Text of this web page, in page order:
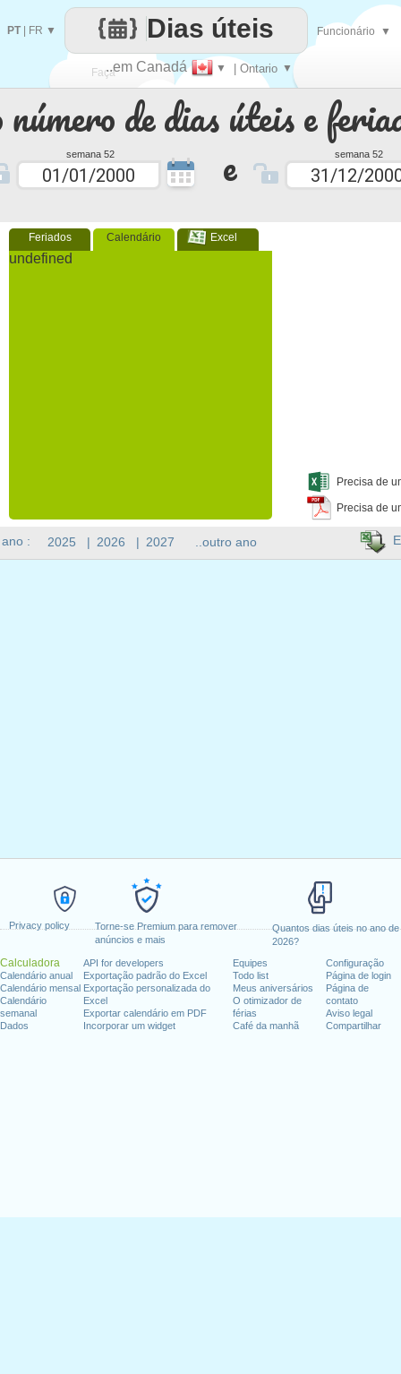
Privacy policy
Torne-se Premium para remover
anúncios e mais
Quantos dias úteis no ano de
2026?
Calculadora
Calendário anual
Calendário mensal
Calendário
semanal
Dados
API for developers
Exportação padrão do Excel
Exportação personalizada do
Excel
Exportar calendário em PDF
Incorporar um widget
Equipes
Todo list
Meus aniversários
O otimizador de
férias
Café da manhã
Configuração
Página de login
Página de
contato
Aviso legal
Compartilhar
de dias úteis e
semana 52 e semana 52
Feriados Calendário Excel
undefined
Precisa de
Precisa de
Faça
cada
..em Canadá ▼ | Ontario ▼
Dias úteis
PT| FR ▼ Funcionário ▼
: 2025 | 2026 | 2027 ..outro ano